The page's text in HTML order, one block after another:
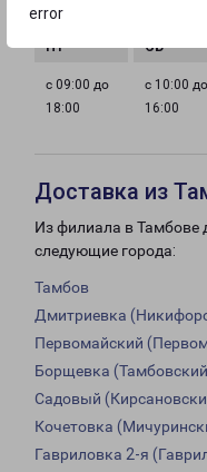
error
18:00
с 09:00 до
18:00
с 10:00 до
16:00
Доставка из
Из филиала в Тамбове
следующие города:
Тамбов
Дмитриевка
Первомайский
Борщевка
Садовый
Кочетовка
Гавриловка 2-я